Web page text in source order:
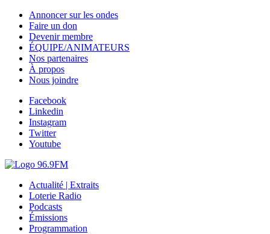
Annoncer sur les ondes
Faire un don
Devenir membre
ÉQUIPE/ANIMATEURS
Nos partenaires
À propos
Nous joindre
Facebook
Linkedin
Instagram
Twitter
Youtube
Actualité | Extraits
Loterie Radio
Podcasts
Émissions
Programmation